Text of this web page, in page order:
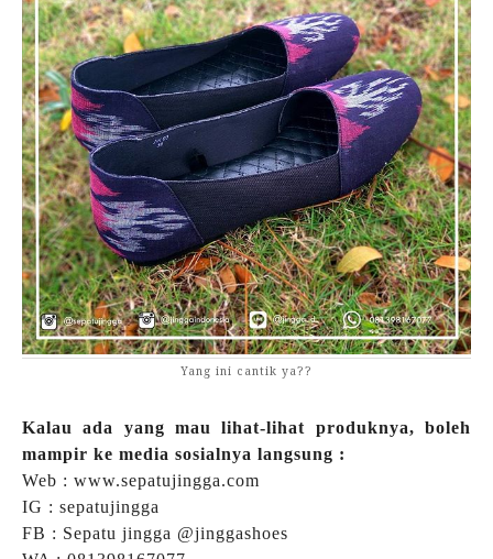
Yang ini cantik ya??
Kalau ada yang mau lihat-lihat produknya, boleh
mampir ke media sosialnya langsung :
Web : www.sepatujingga.com
IG : sepatujingga
FB : Sepatu jingga @jinggashoes